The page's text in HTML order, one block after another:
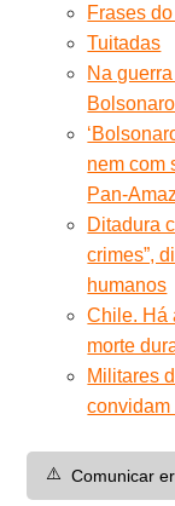
Frases
Tuitadas
Na
nem com
Pan-
Ditadura
crimes”,
humanos
Chile. Há
morte
Militares
⚠️ Comunicar